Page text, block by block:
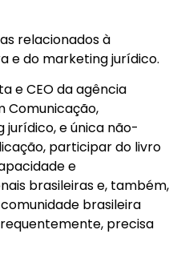
relacionados à
e do marketing jurídico.
e CEO da agência
Comunicação,
e única não-
participar do livro
e
brasileiras e, também,
brasileira
precisa